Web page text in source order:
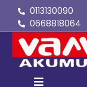
0113130090
0668818064
naslova